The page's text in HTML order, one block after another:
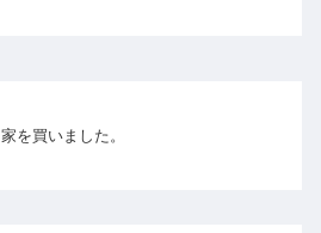
家を買いました。